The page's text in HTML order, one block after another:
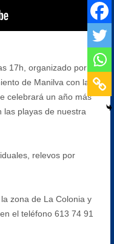
17h, organizado por la
de Manilva con la
celebrará un año más
las playas de nuestra
relevos por
zona de La Colonia y
el teléfono 613 74 91